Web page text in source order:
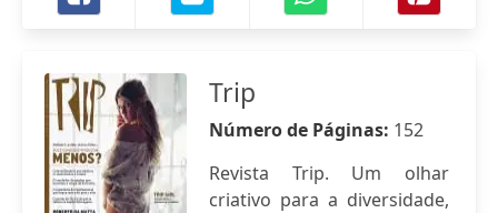
Trip
Número de Páginas: 152
Revista Trip. Um olhar
criativo para a diversidade,